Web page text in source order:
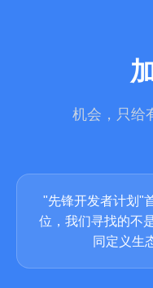
机会，只给
"先锋开发者计划"
位，我们寻找的不
同定义生